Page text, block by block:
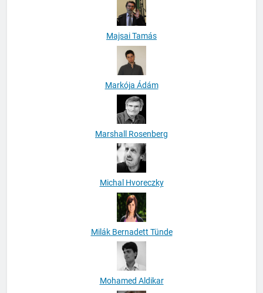
Majsai Tamás
Markója Ádám
Marshall Rosenberg
Michal Hvoreczky
Milák Bernadett Tünde
Mohamed Aldikar